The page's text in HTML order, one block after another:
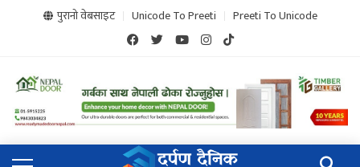
पुरानो वेबसाइट Unicode To Preeti Preeti To Unicode